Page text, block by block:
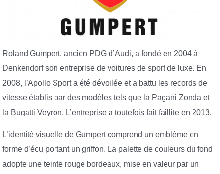
Roland Gumpert, ancien PDG d’Audi, a fondé en 2004 à
Denkendorf son entreprise de voitures de sport de luxe. En
2008, l’Apollo Sport a été dévoilée et a battu les records de
vitesse établis par des modèles tels que la Pagani Zonda et
la Bugatti Veyron. L’entreprise a toutefois fait faillite en 2013.
L’identité visuelle de Gumpert comprend un emblème en
forme d’écu portant un griffon. La palette de couleurs du fond
adopte une teinte rouge bordeaux, mise en valeur par un